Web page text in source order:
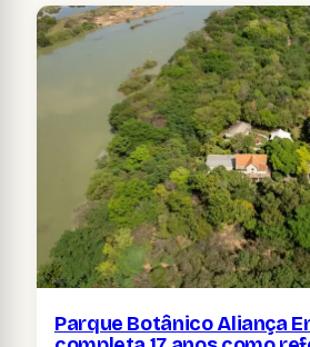
Parque Botânico Aliança